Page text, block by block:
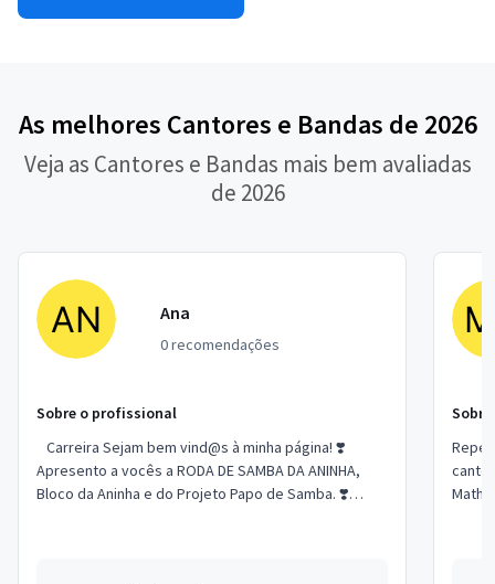
As melhores Cantores e Bandas de 2026
Veja as Cantores e Bandas mais bem avaliadas
de 2026
Ana
0 recomendações
Sobre o profissional
Carreira Sejam bem vind@s à minha página! ❣️
Apresento a vocês a RODA DE SAMBA DA ANINHA,
Bloco da Aninha e do Projeto Papo de Samba. ❣️